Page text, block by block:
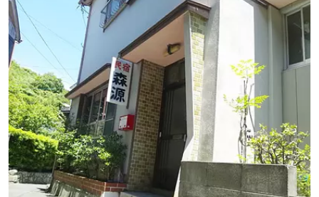
【密閉...